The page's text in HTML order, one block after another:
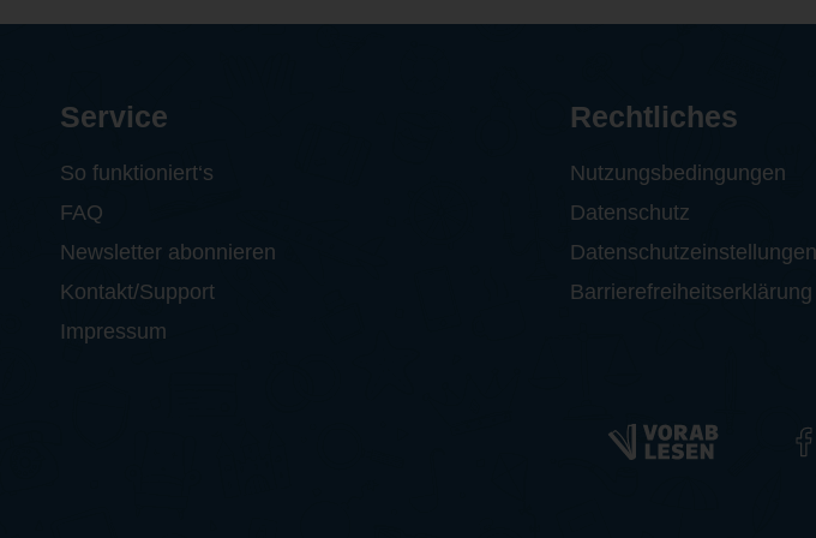
Service
So funktioniert‘s
FAQ
Newsletter abonnieren
Kontakt/Support
Impressum
Rechtliches
Nutzungsbedingungen
Datenschutz
Datenschutzeinstellungen
Barrierefreiheitserklärung